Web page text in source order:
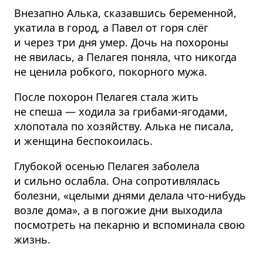
Внезапно Алька, сказавшись беременной,
укатила в город, а Павел от горя слёг
и через три дня умер. Дочь на похороны
не явилась, а Пелагея поняла, что никогда
не ценила робкого, покорного мужа.
После похорон Пелагея стала жить
не спеша — ходила за грибами-ягодами,
хлопотала по хозяйству. Алька не писала,
и женщина беспокоилась.
Глубокой осенью Пелагея заболела
и сильно ослабла. Она сопротивлялась
болезни, «целыми днями делала что-нибудь
возле дома», а в погожие дни выходила
посмотреть на пекарню и вспоминала свою
жизнь.